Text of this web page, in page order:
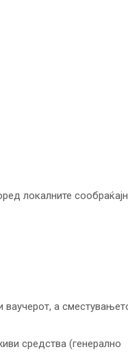
локалните
ваучерот, а
средства (генерално